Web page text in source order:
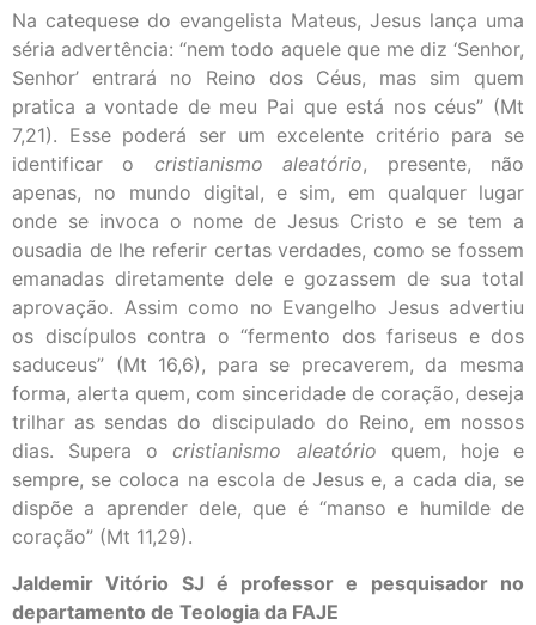
Na catequese do evangelista Mateus, Jesus lança uma
séria advertência: “nem todo aquele que me diz ‘Senhor,
Senhor’ entrará no Reino dos Céus, mas sim quem
pratica a vontade de meu Pai que está nos céus” (Mt
7,21). Esse poderá ser um excelente critério para se
identificar o cristianismo aleatório, presente, não
apenas, no mundo digital, e sim, em qualquer lugar
onde se invoca o nome de Jesus Cristo e se tem a
ousadia de lhe referir certas verdades, como se fossem
emanadas diretamente dele e gozassem de sua total
aprovação. Assim como no Evangelho Jesus advertiu
os discípulos contra o “fermento dos fariseus e dos
saduceus” (Mt 16,6), para se precaverem, da mesma
forma, alerta quem, com sinceridade de coração, deseja
trilhar as sendas do discipulado do Reino, em nossos
dias. Supera ocristianismo aleatório quem, hoje e
sempre, se coloca na escola de Jesus e, a cada dia, se
dispõe a aprender dele, que é “manso e humilde de
coração” (Mt 11,29).
Jaldemir Vitório SJ é professor e pesquisador no
departamento de Teologia da FAJE